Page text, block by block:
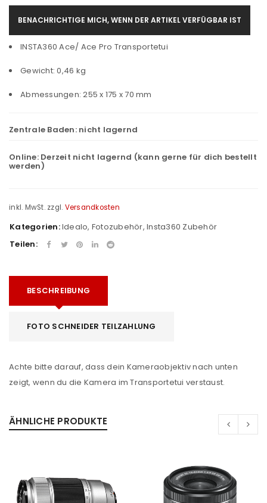
BENACHRICHTIGE MICH, WENN DER ARTIKEL VERFÜGBAR IST
INSTA360 Ace/ Ace Pro Transportetui
Gewicht: 0,46 kg
Abmessungen: 255 x 175 x 70 mm
Zentrale Baden: nicht lagernd
Online: Derzeit nicht lagernd (kann gerne für dich bestellt
werden)
inkl. MwSt. zzgl. Versandkosten
Kategorien:Idealo, Fotozubehör, Insta360 Zubehör
Teilen:
BESCHREIBUNG
FOTO SCHNEIDER TEILZAHLUNG
Achte bitte darauf, dass dein Kameraobjektiv nach unten
zeigt, wenn du die Kamera im Transportetui verstaust.
ÄHNLICHE PRODUKTE